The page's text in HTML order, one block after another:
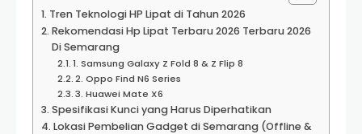
Tren Teknologi HP Lipat di Tahun 2026
Rekomendasi Hp Lipat Terbaru 2026 Terbaru 2026
Di Semarang
1. Samsung Galaxy Z Fold 8 & Z Flip 8
2. Oppo Find N6 Series
3. Huawei Mate X6
Spesifikasi Kunci yang Harus Diperhatikan
Lokasi Pembelian Gadget di Semarang (Offline &